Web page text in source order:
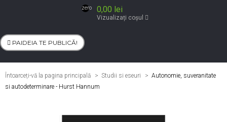
zero 0,00 lei
Vizualizați coșul
PAIDEIA TE PUBLICĂ!
Întoarceți-vă la pagina principală Studii si eseuri > Autonomie, suveranitate
si autodeterminare - Hurst Hannum